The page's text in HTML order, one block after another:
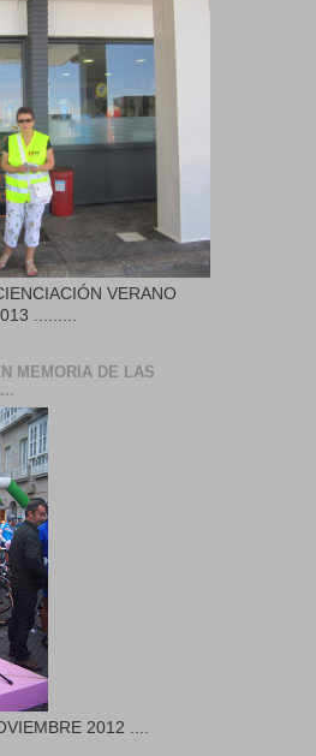
VERANO
.........
MEMORIA DE LAS
2012 ....